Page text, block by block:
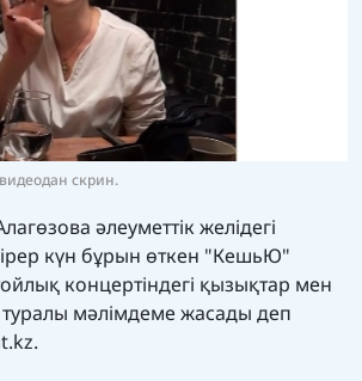
скрин.
әлеуметтік желідегі
күн бұрын өткен "КешьЮ"
концертіндегі қызықтар мен
мәлімдеме жасады деп